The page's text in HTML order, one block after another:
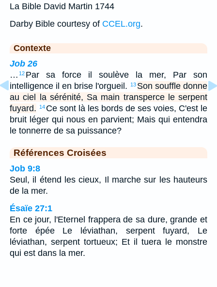
La Bible David Martin 1744
Darby Bible courtesy of CCEL.org.
Contexte
Job 26
… 12 Par sa force il soulève la mer, Par son
intelligence il en brise l'orgueil.
13 Son souffle donne
au ciel la sérénité, Sa main transperce le serpent
fuyard.
14 Ce sont là les bords de ses voies, C'est le
bruit léger qui nous en parvient; Mais qui entendra
le tonnerre de sa puissance?
Références Croisées
Job 9:8
Seul, il étend les cieux, Il marche sur les hauteurs
de la mer.
Ésaïe 27:1
En ce jour, l'Eternel frappera de sa dure, grande et
forte épée Le léviathan, serpent fuyard, Le
léviathan, serpent tortueux; Et il tuera le monstre
qui est dans la mer.